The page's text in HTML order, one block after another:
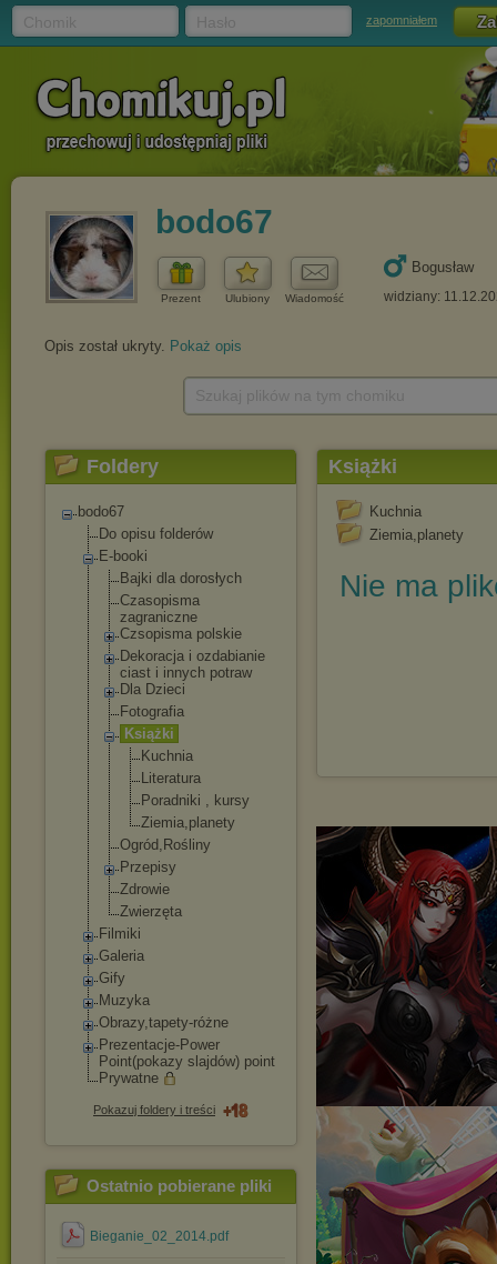
zapomniałem
bodo67
Prezent Ulubiony Wiadomość
Bogusław
widziany:
Opis został ukryty. Pokaż opis
Foldery
bodo67
Do opisu folderów
E-booki
Bajki dla dorosłych
Czasopisma
zagraniczne
Czsopisma polskie
Dekoracja i ozdabianie
ciast i innych potraw
Dla Dzieci
Fotografia
Książki
Kuchnia
Literatura
Poradniki , kursy
Ziemia,planety
Ogród,Rośliny
Przepisy
Zdrowie
Zwierzęta
Filmiki
Galeria
Gify
Muzyka
Obrazy,tapety-różne
Prezentacje-Power
Point(pokazy slajdów) point
Prywatne
Pokazuj foldery i treści
Ostatnio pobierane pliki
Bieganie_02_2014.pdf
Książki
Kuchnia
Ziemia,planety
Nie ma